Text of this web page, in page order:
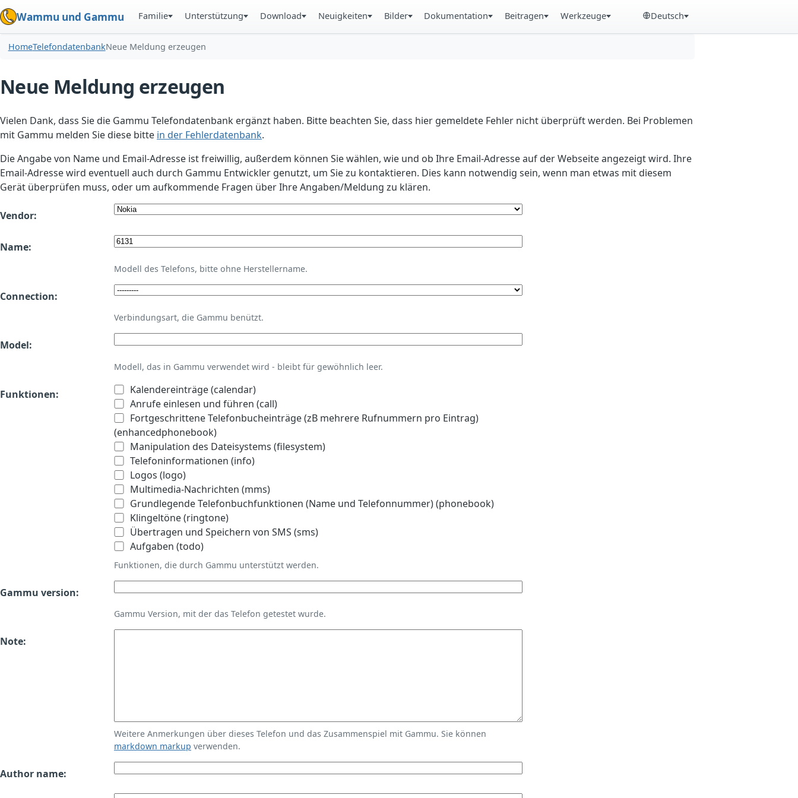
Wammu und Gammu Familie Unterstützung Download Neuigkeiten Bilder Dokumentation Beitragen Werkzeuge Deutsch
HomeTelefondatenbankNeue Meldung erzeugen
Neue Meldung erzeugen
Vielen Dank, dass Sie die Gammu Telefondatenbank ergänzt haben. Bitte beachten Sie, dass hier gemeldete Fehler nicht überprüft werden. Bei Problemen
mit Gammu melden Sie diese bitte in der Fehlerdatenbank.
Die Angabe von Name und Email-Adresse ist freiwillig, außerdem können Sie wählen, wie und ob Ihre Email-Adresse auf der Webseite angezeigt wird. Ihre
Email-Adresse wird eventuell auch durch Gammu Entwickler genutzt, um Sie zu kontaktieren. Dies kann notwendig sein, wenn man etwas mit diesem
Gerät überprüfen muss, oder um aufkommende Fragen über Ihre Angaben/Meldung zu klären.
Vendor:
Name:
Modell des Telefons, bitte ohne Herstellername.
Connection:
Verbindungsart, die Gammu benützt.
Model:
Modell, das in Gammu verwendet wird - bleibt für gewöhnlich leer.
Funktionen:
Kalendereinträge (calendar)
Anrufe einlesen und führen (call)
Fortgeschrittene Telefonbucheinträge (zB mehrere Rufnummern pro Eintrag)
(enhancedphonebook)
Manipulation des Dateisystems (filesystem)
Telefoninformationen (info)
Logos (logo)
Multimedia-Nachrichten (mms)
Grundlegende Telefonbuchfunktionen (Name und Telefonnummer) (phonebook)
Klingeltöne (ringtone)
Übertragen und Speichern von SMS (sms)
Aufgaben (todo)
Funktionen, die durch Gammu unterstützt werden.
Gammu version:
Gammu Version, mit der das Telefon getestet wurde.
Note:
Weitere Anmerkungen über dieses Telefon und das Zusammenspiel mit Gammu. Sie können
markdown markup verwenden.
Author name: